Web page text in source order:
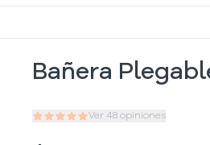
Bañera
Ver 48 opiniones